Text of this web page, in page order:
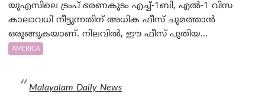
യുഎസിലെ ട്രംപ് ഭരണകൂടം എച്ച്-1ബി, എൽ-1 വിസ
കാലാവധി നീട്ടുന്നതിന് അധിക ഫീസ് ചുമത്താൻ
ഒരുങ്ങുകയാണ്. നിലവിൽ, ഈ ഫീസ് പുതിയ...
AMERICA
Malayalam Daily News